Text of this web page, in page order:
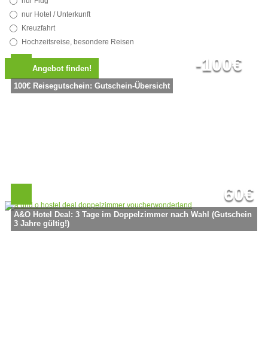
nur Hotel / Unterkunft
Kreuzfahrt
Hochzeitsreise, besondere Reisen
100€ Reisegutschein: Gutschein-Übersicht
-100€
A&O Hotel Deal: 3 Tage im Doppelzimmer nach Wahl (Gutschein
3 Jahre gültig!)
60€